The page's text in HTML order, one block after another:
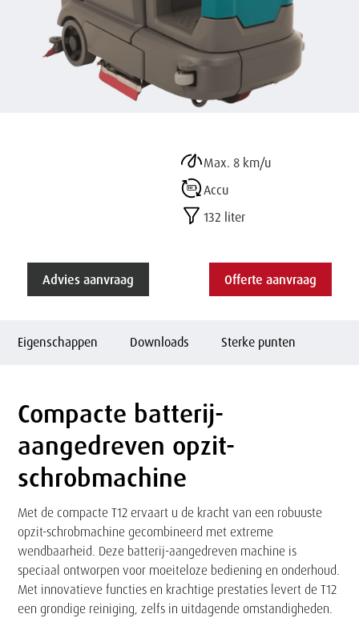
Max. 8 km/u
Accu
132 liter
Advies aanvraag Offerte aanvraag
Eigenschappen Downloads Sterke punten
Tekst
Compacte batterij-
aangedreven opzit-
schrobmachine
Met de compacte T12 ervaart u de kracht van een robuuste
opzit-schrobmachine gecombineerd met extreme
wendbaarheid. Deze batterij-aangedreven machine is
speciaal ontworpen voor moeiteloze bediening en onderhoud.
Met innovatieve functies en krachtige prestaties levert de T12
een grondige reiniging, zelfs in uitdagende omstandigheden.